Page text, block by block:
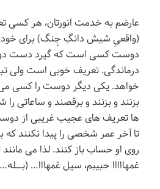
عارضم به خدمت انورتان، هر کسی
(واقعیِ شیش دانگِ جِنگ) برای خود
دوست کسی است که گیرد دست
درماندگی. تعریف خوبی است ولی
خواهد. یکی دیگر دوست را کسی
بزنند و بزنند و برقصند و ساعاتی
ها تعریف های عجیب غریبی از
تا آخر عمر شخصی را پیدا نکنند که
روی او حساب باز کنند. لذا می مانند
غمهااااا حبیبم، سیل غمهااا…